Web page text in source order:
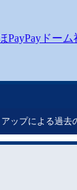
PayPayドーム
プによる過去